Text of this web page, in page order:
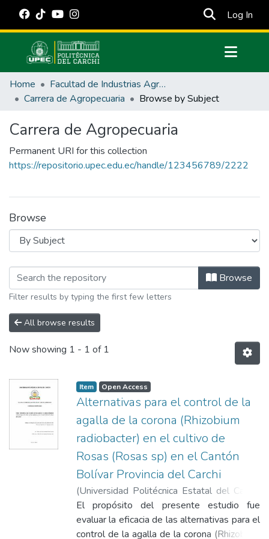
Log In
Communities & Collections
All of DSpace
Home
Facultad de Industrias Agropecuarias y Ciencias Ambientales
Carrera de Agropecuaria
Browse by Subject
Carrera de Agropecuaria
Permanent URI for this collection
https://repositorio.upec.edu.ec/handle/123456789/2222
Browse
Browsing Carrera de Agropecuaria
Browse
Filter results by typing the first few letters
All browse results
Now showing 1 - 1 of 1
Item Open Access
Alternativas para el control de la
agalla de la corona (Rhizobium
radiobacter) en el cultivo de
Rosas (Rosas sp) en el Cantón
Bolívar Provincia del Carchi
(Universidad Politécnica Estatal del Carchi
2024-12)Mariana Anabel, Erazo Quiroz;
Carlos David, Herrera Ramírez
El propósito del presente estudio fue
evaluar la eficacia de las alternativas para el
control de la agalla de la corona (Rhizobium